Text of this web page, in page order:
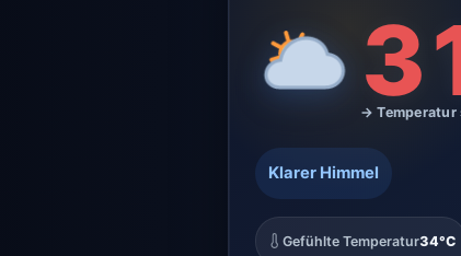
→ Temperatur
Klarer Himmel
Gefühlte Temperatur34°C